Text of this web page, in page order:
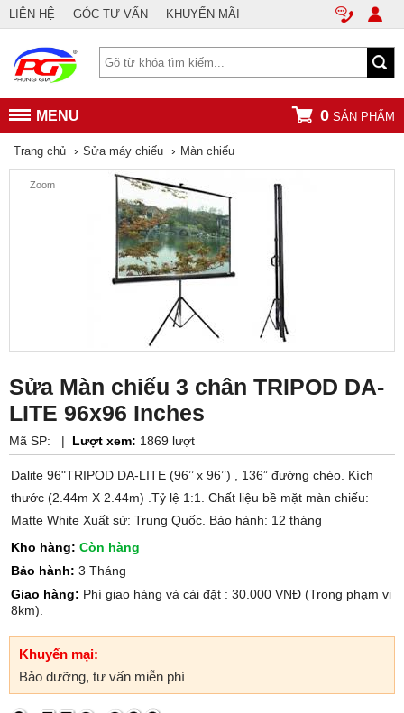
LIÊN HỆ GÓC TƯ VẤN KHUYẾN MÃI
MENU 0 SẢN PHẨM
Trang chủ › Sửa máy chiếu › Màn chiếu
Zoom
Sửa Màn chiếu 3 chân TRIPOD DA-
LITE 96x96 Inches
Mã SP: | Lượt xem: 1869 lượt
Dalite 96"TRIPOD DA-LITE (96’’ x 96’’) , 136” đường chéo. Kích
thước (2.44m X 2.44m) .Tỷ lệ 1:1. Chất liệu bề mặt màn chiếu:
Matte White Xuất sứ: Trung Quốc. Bảo hành: 12 tháng
Kho hàng: Còn hàng
Bảo hành: 3 Tháng
Giao hàng: Phí giao hàng và cài đặt : 30.000 VNĐ (Trong phạm vi
8km).
Khuyến mại:
Bảo dưỡng, tư vấn miễn phí